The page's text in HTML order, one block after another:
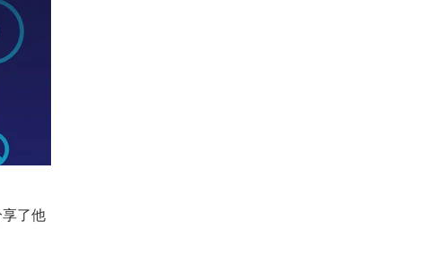
了他